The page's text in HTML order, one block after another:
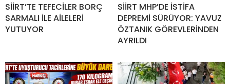
SİİRT’TE TEFECİLER BORÇ
SARMALI İLE AİLELERİ
YUTUYOR
SİİRT MHP’DE İSTİFA
DEPREMİ SÜRÜYOR: YAVUZ
ÖZTANIK GÖREVLERİNDEN
AYRILDI